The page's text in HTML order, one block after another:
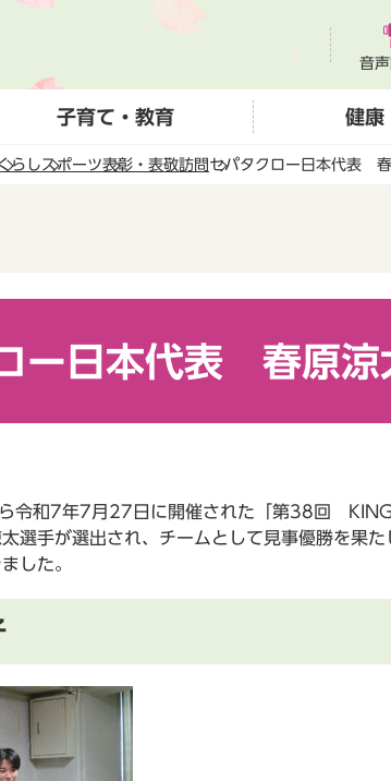
音
子育て・教育 健康
らしスポーツ表彰・表敬訪問 セパタクロー日本代表
ー日本代表 春原涼
令和7年7月27日に開催された「第38回
選手が選出され、チームとして見事優勝を果
した。